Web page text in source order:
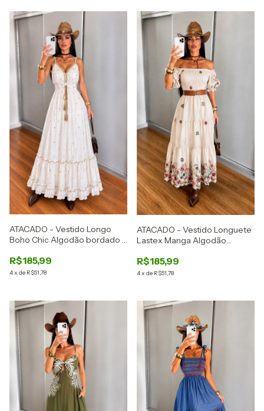
ATACADO - Vestido Longo
Boho Chic Algodão bordado -
R$185,99
4x de R$51,78
ATACADO - Vestido Longuete
Lastex Manga Algodão
Ref: 2872
R$185,99
4x de R$51,78